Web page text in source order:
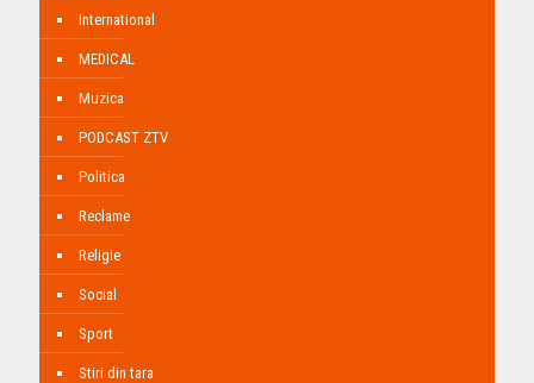
International
MEDICAL
Muzica
PODCAST ZTV
Politica
Reclame
Religie
Social
Sport
Stiri din tara